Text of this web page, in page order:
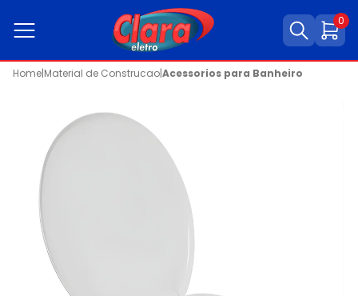
0
Home|Material de Construcao|Acessorios para Banheiro